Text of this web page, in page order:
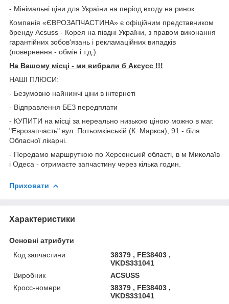
- Мінімальні ціни для України на період входу на ринок.
Компанія «ЄВРОЗАПЧАСТИНА» є офіційним представником
бренду Acsuss - Корея на півдні України, з правом виконання
гарантійних зобов'язань і рекламаційних випадків
(повернення - обмін і т.д.).
На Вашому місці - ми вибрали б Aксусс !!!
НАШІ ПЛЮСИ:
- Безумовно найнижчі ціни в інтернеті
- Відправлення БЕЗ передплати
- КУПИТИ на місці за нереально низькою ціною можно в маг.
"Еврозапчасть" вул. Потьомкінській (К. Маркса), 91 - біля
Обласної лікарні.
- Передамо маршруткою по Херсонській області, в м Миколаїв
і Одеса - отримаєте запчастину через кілька годин.
Приховати
Характеристики
Основні атрибути
Код запчастини
38379 , FE38403 ,
VKDS331041
Виробник
ACSUSS
Кросс-номери
38379 , FE38403 ,
VKDS331041